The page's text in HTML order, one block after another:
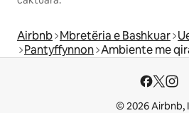
Airbnb Mbretëria e Bashkuar
Pantyffynnon Ambiente me
© 2026 Airbnb,